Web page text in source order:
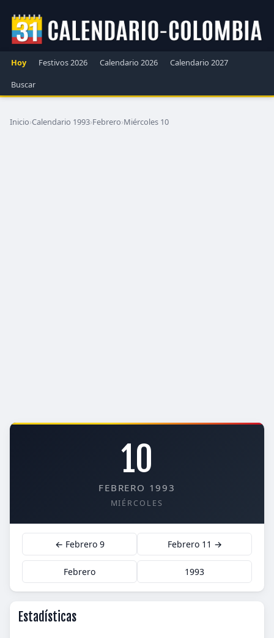
Hoy Festivos 2026 Calendario 2026
Calendario 2027
Buscar
Inicio›Calendario 1993›Febrero›Miércoles 10
10
FEBRERO 1993
MIÉRCOLES
← Febrero 9 Febrero 11 →
Febrero 1993
Estadísticas